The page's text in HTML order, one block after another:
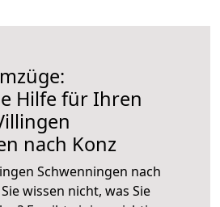
Hilfe für Ihren
nach Konz
Schwenningen nach
wissen nicht, was Sie